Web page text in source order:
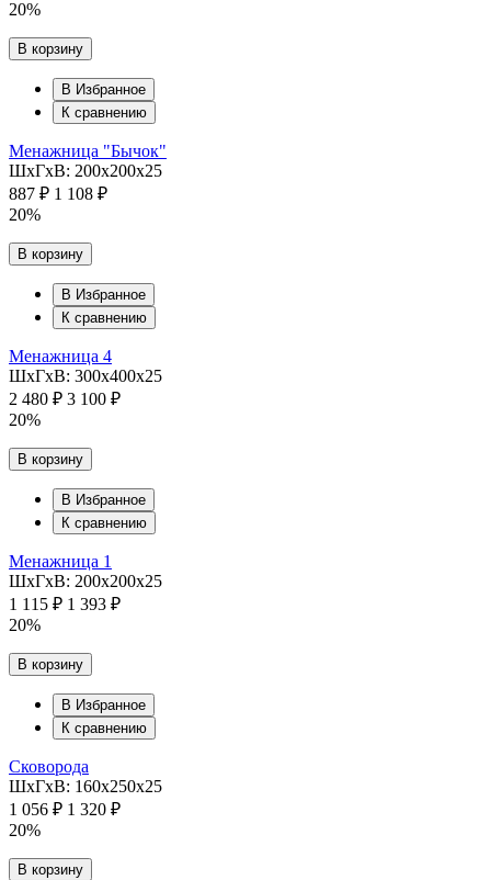
20%
В корзину
В Избранное
К сравнению
Менажница "Бычок"
ШхГхВ: 200х200х25
887 ₽ 1 108 ₽
20%
В корзину
В Избранное
К сравнению
Менажница 4
ШхГхВ: 300х400х25
2 480 ₽ 3 100 ₽
20%
В корзину
В Избранное
К сравнению
Менажница 1
ШхГхВ: 200х200х25
1 115 ₽ 1 393 ₽
20%
В корзину
В Избранное
К сравнению
Сковорода
ШхГхВ: 160х250х25
1 056 ₽ 1 320 ₽
20%
В корзину